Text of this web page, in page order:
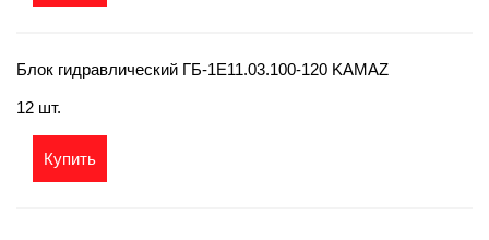
Блок гидравлический ГБ-1Е11.03.100-120 KAMAZ
12 шт.
Купить